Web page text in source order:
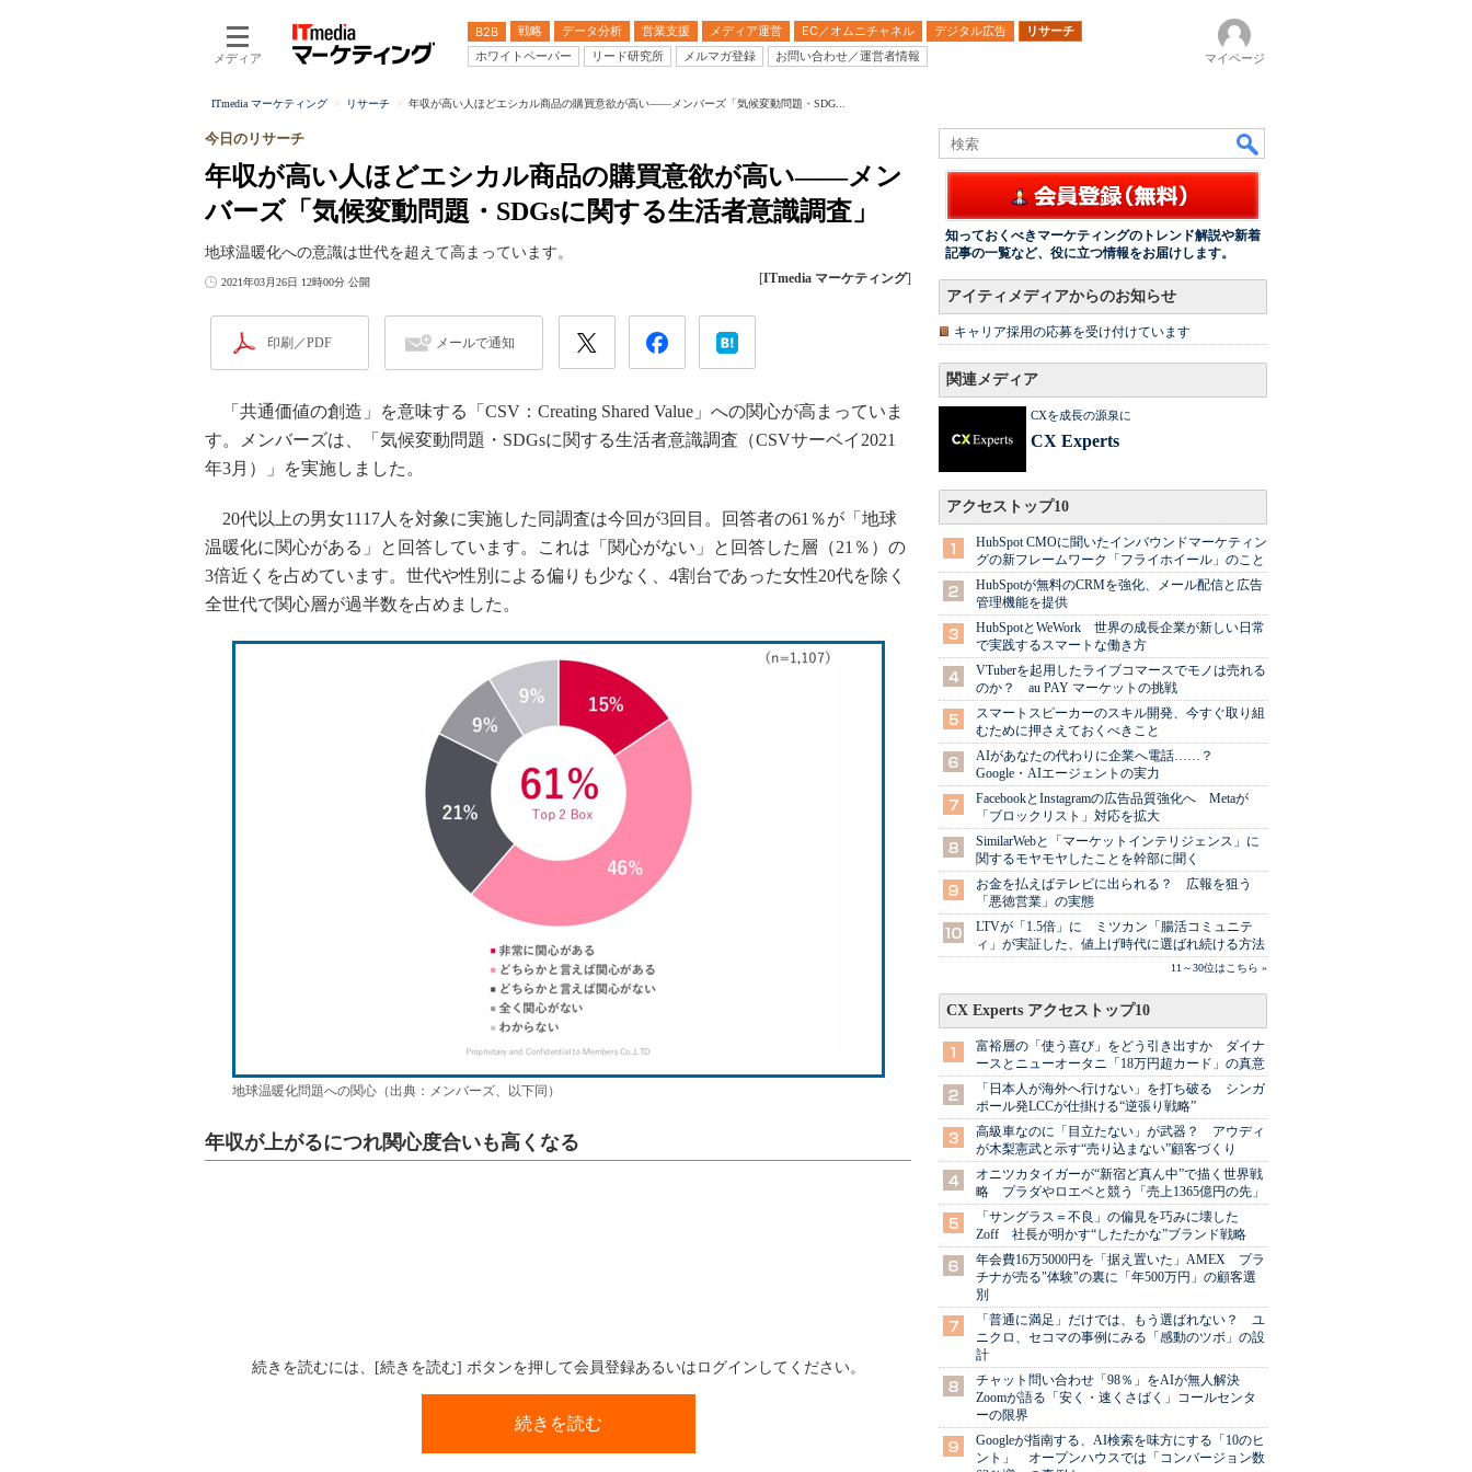
メディア
B2B 戦略 データ分析 営業支援 メディア運営 EC／オムニチャネル デジタル広告
リサーチ
ホワイトペーパー
リード研究所 メルマガ登録 お問い合わせ／運営者情報 マイページ
ITmedia マーケティング リサーチ 年収が高い人ほどエシカル商品の購買意欲が高い――メンバーズ「気候変動問題・SDG...
年収が高い人ほどエシカル商品の購買意欲が高い――メン
バーズ「気候変動問題・SDGsに関する生活者意識調査」
今日のリサーチ
地球温暖化への意識は世代を超えて高まっています。
2021年03月26日 12時00分 公開 [ITmedia マーケティング]
印刷／PDF メールで通知
「共通価値の創造」を意味する「CSV：Creating Shared Value」への関心が高まっていま
す。メンバーズは、「気候変動問題・SDGsに関する生活者意識調査（CSVサーベイ2021
年3月）」を実施しました。
20代以上の男女1117人を対象に実施した同調査は今回が3回目。回答者の61％が「地球
温暖化に関心がある」と回答しています。これは「関心がない」と回答した層（21％）の
3倍近くを占めています。世代や性別による偏りも少なく、4割台であった女性20代を除く
全世代で関心層が過半数を占めました。
地球温暖化問題への関心（出典：メンバーズ、以下同）
年収が上がるにつれ関心度合いも高くなる
続きを読むには、[続きを読む] ボタンを押して会員登録あるいはログインしてください。
続きを読む
知っておくべきマーケティングのトレンド解説や新着
記事の一覧など、役に立つ情報をお届けします。
アイティメディアからのお知らせ
キャリア採用の応募を受け付けています
関連メディア
CXを成長の源泉に
CX Experts
アクセストップ10
HubSpot CMOに聞いたインバウンドマーケティン
グの新フレームワーク「フライホイール」のこと
HubSpotが無料のCRMを強化、メール配信と広告
管理機能を提供
HubSpotとWeWork 世界の成長企業が新しい日常
で実践するスマートな働き方
VTuberを起用したライブコマースでモノは売れる
のか？ au PAY マーケットの挑戦
スマートスピーカーのスキル開発、今すぐ取り組
むために押さえておくべきこと
AIがあなたの代わりに企業へ電話……？
Google・AIエージェントの実力
FacebookとInstagramの広告品質強化へ Metaが
「ブロックリスト」対応を拡大
SimilarWebと「マーケットインテリジェンス」に
関するモヤモヤしたことを幹部に聞く
お金を払えばテレビに出られる？ 広報を狙う
「悪徳営業」の実態
LTVが「1.5倍」に ミツカン「腸活コミュニテ
ィ」が実証した、値上げ時代に選ばれ続ける方法
11～30位はこちら »
CX Experts アクセストップ10
富裕層の「使う喜び」をどう引き出すか ダイナ
ースとニューオータニ「18万円超カード」の真意
「日本人が海外へ行けない」を打ち破る シンガ
ポール発LCCが仕掛ける“逆張り戦略”
高級車なのに「目立たない」が武器？ アウディ
が木梨憲武と示す“売り込まない”顧客づくり
オニツカタイガーが“新宿ど真ん中”で描く世界戦
略 プラダやロエベと競う「売上1365億円の先」
「サングラス＝不良」の偏見を巧みに壊した
Zoff 社長が明かす“したたかな”ブランド戦略
年会費16万5000円を「据え置いた」AMEX プラ
チナが売る"体験"の裏に「年500万円」の顧客選
別
「普通に満足」だけでは、もう選ばれない？ ユ
ニクロ、セコマの事例にみる「感動のツボ」の設
計
チャット問い合わせ「98％」をAIが無人解決
Zoomが語る「安く・速くさばく」コールセンタ
ーの限界
Googleが指南する、AI検索を味方にする「10のヒ
ント」 オープンハウスでは「コンバージョン数